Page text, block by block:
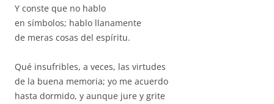
Y conste que no hablo
en símbolos; hablo llanamente
de meras cosas del espíritu.
Qué insufribles, a veces, las virtudes
de la buena memoria; yo me acuerdo
hasta dormido, y aunque jure y grite